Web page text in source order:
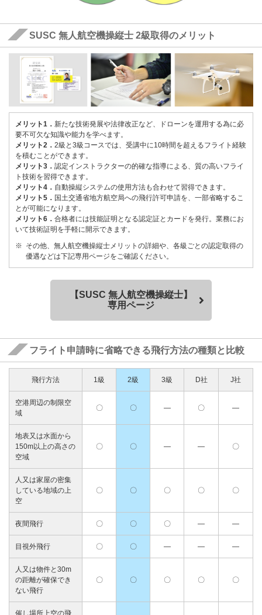
SUSC 無人航空機操縦士 2級取得のメリット
メリット1． 新たな技術発展や法律改正など、ドローンを運用する為に必
要不可欠な知識や能力を学べます。
メリット2． 2級と3級コースでは、受講中に10時間を超えるフライト経験
を積むことができます。
メリット3． 認定インストラクターの的確な指導による、質の高いフライ
ト技術を習得できます。
メリット4． 自動操縦システムの使用方法も合わせて習得できます。
メリット5． 国土交通省地方航空局への飛行許可申請を、一部省略するこ
とが可能になります。
メリット6． 合格者には技能証明となる認定証とカードを発行。業務にお
いて技術証明を手軽に開示できます。
その他、無人航空機操縦士メリットの詳細や、各級ごとの認定取得の
優遇などは下記専用ページをご確認ください。
【SUSC 無人航空機操縦士】
専用ページ
フライト申請時に省略できる飛行方法の種類と比較
飛行方法 1級 2級 3級 D社 J社
空港周辺の制限空
域
〇 〇 ― 〇 ―
地表又は水面から
150m以上の高さの
空域
〇 〇 ― ― 〇
人又は家屋の密集
している地域の上
空
〇 〇 〇 〇 〇
夜間飛行 〇 〇 〇 ― ―
目視外飛行 〇 〇 ― ― ―
人又は物件と30m
の距離が確保でき
ない飛行
〇 〇 〇 〇 〇
催し場所上空の飛